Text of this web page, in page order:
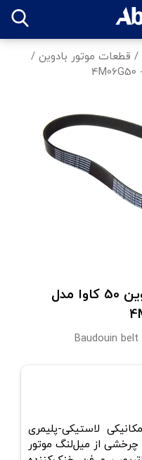
/ قطعات موتور بادوین /
تسمه دیزل ژنراتور بادوین 50 کاوا مدل
Baudouin
لاستیکی-پلیمری
چرخشی از میللنگ موتور